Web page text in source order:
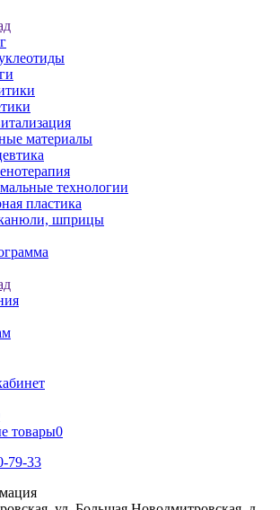
материалы
технологии
пластика
шприцы
товары0
79-33